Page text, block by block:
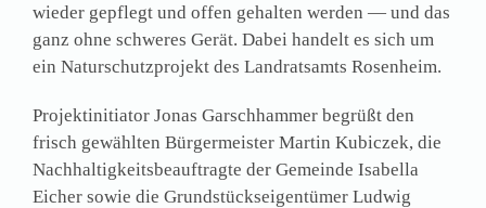
wieder gepflegt und offen gehalten werden — und das
ganz ohne schweres Gerät. Dabei handelt es sich um
ein Naturschutzprojekt des Landratsamts Rosenheim.
Projektinitiator Jonas Garschhammer begrüßt den
frisch gewählten Bürgermeister Martin Kubiczek, die
Nachhaltigkeitsbeauftragte der Gemeinde Isabella
Eicher sowie die Grundstückseigentümer Ludwig